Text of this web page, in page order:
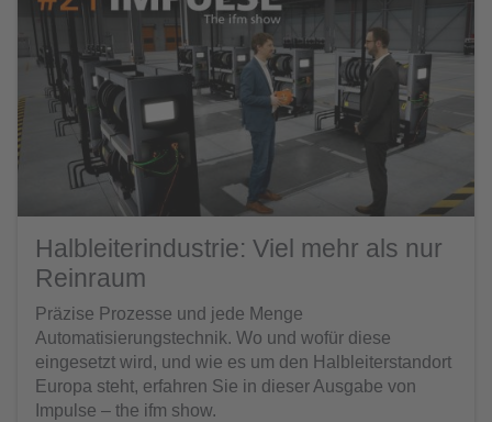
Halbleiterindustrie: Viel mehr als nur
Reinraum
Präzise Prozesse und jede Menge
Automatisierungstechnik. Wo und wofür diese
eingesetzt wird, und wie es um den Halbleiterstandort
Europa steht, erfahren Sie in dieser Ausgabe von
Impulse – the ifm show.